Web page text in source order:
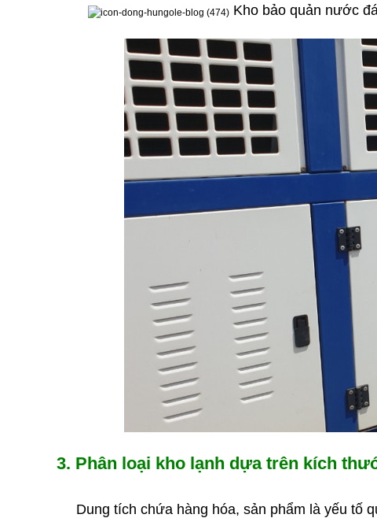
Kho bảo quản nước
3. Phân loại kho lạnh dựa trên kích
Dung tích chứa hàng hóa, sản phẩm là yếu tố